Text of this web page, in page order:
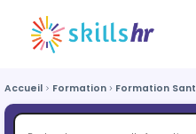
Accueil Formation Formation